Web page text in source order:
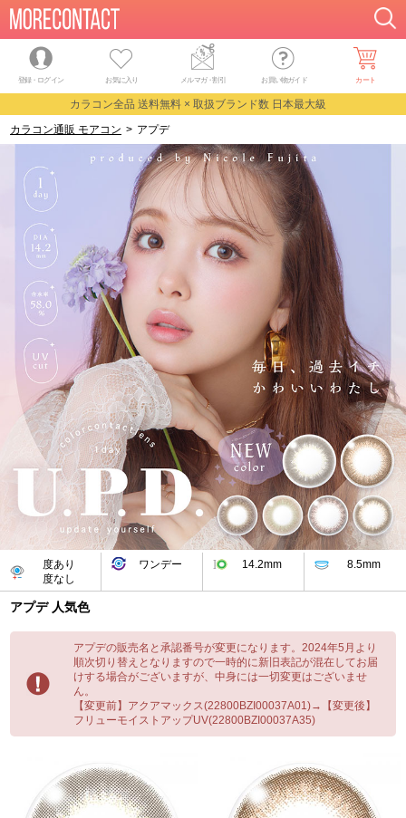
登録・ログイン お気に入り メルマガ・割引 お買い物ガイド カート
カラコン全品 送料無料 × 取扱ブランド数 日本最大級
カラコン通販 モアコン > アプデ
度あり
度なし
ワンデー 14.2mm 8.5mm
アプデ 人気色
アプデの販売名と承認番号が変更になります。2024年5月より
順次切り替えとなりますので一時的に新旧表記が混在してお届
けする場合がございますが、中身には一切変更はございませ
ん。
【変更前】アクアマックス(22800BZI00037A01)→【変更後】
フリューモイストアップUV(22800BZI00037A35)